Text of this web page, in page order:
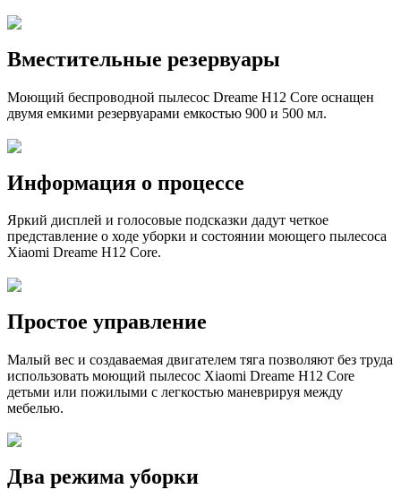
Вместительные резервуары
Моющий беспроводной пылесос Dreame H12 Core оснащен
двумя емкими резервуарами емкостью 900 и 500 мл.
Информация о процессе
Яркий дисплей и голосовые подсказки дадут четкое
представление о ходе уборки и состоянии моющего пылесоса
Xiaomi Dreame H12 Core.
Простое управление
Малый вес и создаваемая двигателем тяга позволяют без труда
использовать моющий пылесос Xiaomi Dreame H12 Core
детьми или пожилыми с легкостью маневрируя между
мебелью.
Два режима уборки